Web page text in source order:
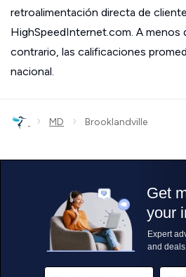
retroalimentación directa de
HighSpeedInternet.com. A menos
contrario, las calificaciones
nacional.
› MD › Brooklandville